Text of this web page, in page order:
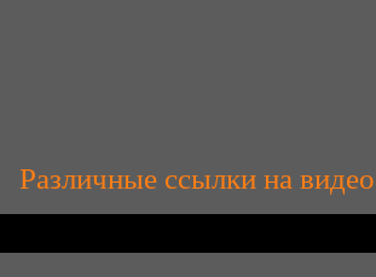
Различные ссылки на видео